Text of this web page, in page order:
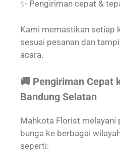
✨ Pengiriman cepat &
Kami memastikan setiap
sesuai pesanan dan
acara.
🚚 Pengiriman Cepat
Bandung Selatan
Mahkota Florist melayani
bunga ke berbagai
seperti: